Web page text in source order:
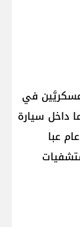
عسكريَّين في
داخل سيارة
عبا